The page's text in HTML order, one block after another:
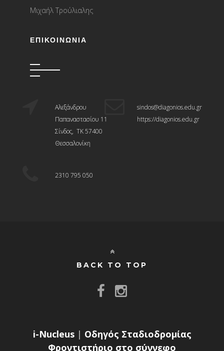
Μιχαήλ Τρούλιαλης
ΕΠΙΚΟΙΝΩΝΊΑ
Αλεξάνδρου
Παπαναστασίου 11
Σίνδος, ΤΚ 57400
Θεσσαλονίκη
sindos@diagonios.edu.gr
https://diagonios.edu.gr
2310 795 050
BACK TO TOP
i-Nucleus| Οδηγός Σταδιοδρομίας
Φροντιστήριο στο σύννεφο